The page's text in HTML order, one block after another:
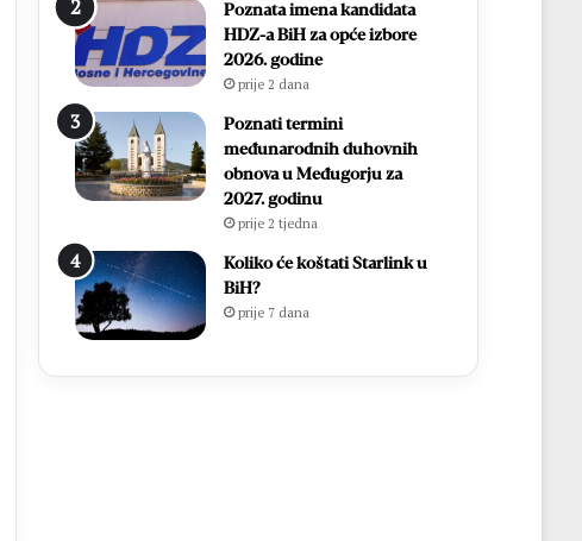
Poznata imena kandidata
HDZ-a BiH za opće izbore
2026. godine
prije 2 dana
Poznati termini
međunarodnih duhovnih
obnova u Međugorju za
2027. godinu
prije 2 tjedna
Koliko će koštati Starlink u
BiH?
prije 7 dana